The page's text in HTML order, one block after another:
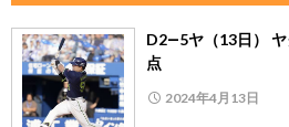
D2―5ヤ（13日）
点
2024年4月13日